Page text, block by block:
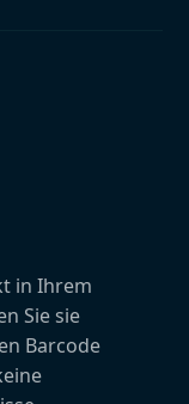
in Ihrem
Sie sie
Barcode